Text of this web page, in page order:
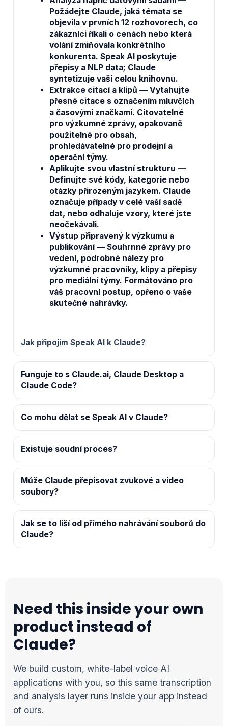
Požádejte Claude, jaká témata se
objevila v prvních 12 rozhovorech, co
zákazníci říkali o cenách nebo která
volání zmiňovala konkrétního
konkurenta. Speak AI poskytuje
přepisy a NLP data; Claude
syntetizuje vaši celou knihovnu.
Extrakce citací a klipů — Vytahujte
přesné citace s označením mluvčích
a časovými značkami. Citovatelné
pro výzkumné zprávy, opakovaně
použitelné pro obsah,
prohledávatelné pro prodejní a
operační týmy.
Aplikujte svou vlastní strukturu —
Definujte své kódy, kategorie nebo
otázky přirozeným jazykem. Claude
označuje případy v celé vaší sadě
dat, nebo odhaluje vzory, které jste
neočekávali.
Výstup připravený k výzkumu a
publikování— Souhrnné zprávy pro
vedení, podrobné nálezy pro
výzkumné pracovníky, klipy a přepisy
pro mediální týmy. Formátováno pro
váš pracovní postup, opřeno o vaše
skutečné nahrávky.
Jak připojím Speak AI k Claude?
Funguje to s Claude.ai, Claude Desktop a
Claude Code?
Co mohu dělat se Speak AI v Claude?
Existuje soudní proces?
Může Claude přepisovat zvukové a video
soubory?
Jak se to liší od přímého nahrávání souborů do
Claude?
Need this inside your own
product instead of
Claude?
We build custom, white-label voice AI
applications with you, so this same transcription
and analysis layer runs inside your app instead
of ours.